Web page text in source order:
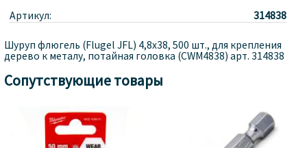
Артикул: 314838
Шуруп флюгель (Flugel JFL) 4,8х38, 500 шт., для крепления
дерево к металу, потайная головка (CWM4838) арт. 314838
Сопутствующие товары